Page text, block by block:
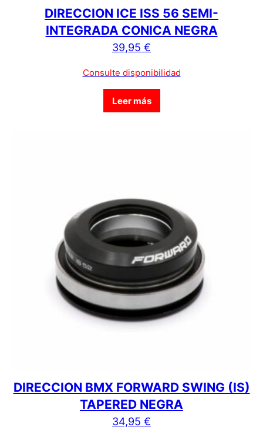
DIRECCION ICE ISS 56 SEMI-
INTEGRADA CONICA NEGRA
39,95 €
Consulte disponibilidad
Leer más
DIRECCION BMX FORWARD SWING (IS)
TAPERED NEGRA
34,95 €